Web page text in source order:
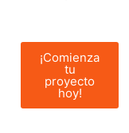
¡Comienza
tu
proyecto
hoy!